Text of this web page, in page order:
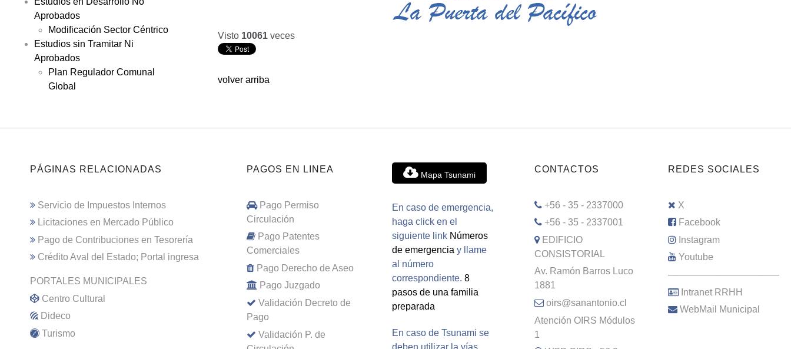
Aprobados
Modificación Sector Céntrico
Estudios sin Tramitar Ni
Aprobados
Plan Regulador Comunal
Global
Visto 10061 veces
volver arriba
PÁGINAS RELACIONADAS
Servicio de Impuestos Internos
Licitaciones en Mercado Público
Pago de Contribuciones en Tesorería
Crédito Aval del Estado; Portal ingresa
PORTALES MUNICIPALES
Centro Cultural
Dideco
Turismo
PAGOS EN LINEA
Pago Permiso
Circulación
Pago Patentes
Comerciales
Pago Derecho de Aseo
Pago Juzgado
Validación Decreto de
Pago
Validación P. de
Mapa Tsunami
En caso de emergencia,
haga click en el
siguiente link Números
de emergencia y llame
al número
correspondiente. 8
pasos de una familia
preparada
En caso de Tsunami se
deben utilizar la vías
CONTACTOS
+56 - 35 - 2337000
+56 - 35 - 2337001
EDIFICIO
CONSISTORIAL
Av. Ramón Barros Luco
1881
oirs@sanantonio.cl
Atención OIRS Módulos
1
REDES SOCIALES
X
Facebook
Instagram
Youtube
–––––––––––––––––––––
Intranet RRHH
WebMail Municipal